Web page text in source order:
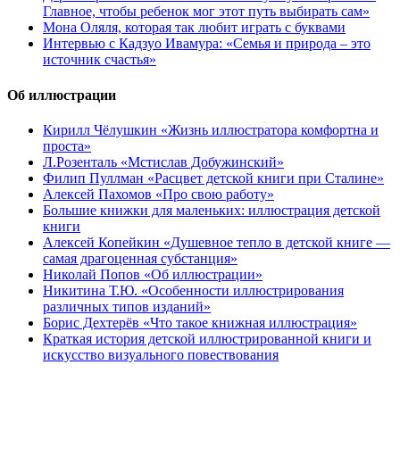
Главное, чтобы ребенок мог этот путь выбирать сам»
Мона Оляля, которая так любит играть с буквами
Интервью с Кадзуо Ивамура: «Семья и природа – это
источник счастья»
Об иллюстрации
Кирилл Чёлушкин «Жизнь иллюстратора комфортна и
проста»
Л.Розенталь «Мстислав Добужинский»
Филип Пуллман «Расцвет детской книги при Сталине»
Алексей Пахомов «Про свою работу»
Большие книжки для маленьких: иллюстрация детской
книги
Алексей Копейкин «Душевное тепло в детской книге —
самая драгоценная субстанция»
Николай Попов «Об иллюстрации»
Никитина Т.Ю. «Особенности иллюстрирования
различных типов изданий»
Борис Дехтерёв «Что такое книжная иллюстрация»
Краткая история детской иллюстрированной книги и
искусство визуального повествования